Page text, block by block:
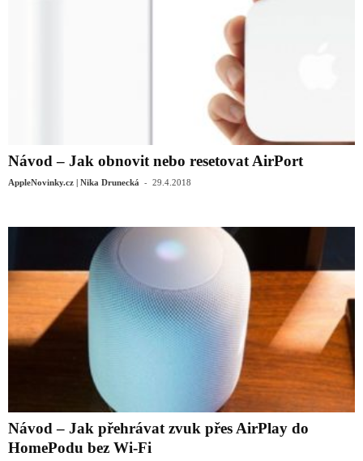
Návod – Jak obnovit nebo resetovat AirPort
AppleNovinky.cz | Nika Drunecká - 29.4.2018
Návod – Jak přehrávat zvuk přes AirPlay do
HomePodu bez Wi-Fi